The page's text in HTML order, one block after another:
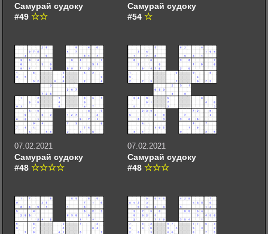
Самурай судоку
#49
Самурай судоку
#54
07.02.2021
Самурай судоку
#48
07.02.2021
Самурай судоку
#48